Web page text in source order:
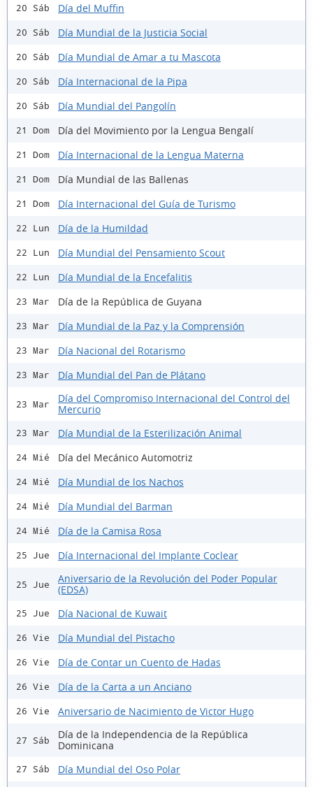
20 Sáb Día del Muffin
20 Sáb Día Mundial de la Justicia Social
20 Sáb Día Mundial de Amar a tu Mascota
20 Sáb Día Internacional de la Pipa
20 Sáb Día Mundial del Pangolín
21 Dom Día del Movimiento por la Lengua Bengalí
21 Dom Día Internacional de la Lengua Materna
21 Dom Día Mundial de las Ballenas
21 Dom Día Internacional del Guía de Turismo
22 Lun Día de la Humildad
22 Lun Día Mundial del Pensamiento Scout
22 Lun Día Mundial de la Encefalitis
23 Mar Día de la República de Guyana
23 Mar Día Mundial de la Paz y la Comprensión
23 Mar Día Nacional del Rotarismo
23 Mar Día Mundial del Pan de Plátano
23 Mar
Día del Compromiso Internacional del Control del
Mercurio
23 Mar Día Mundial de la Esterilización Animal
24 Mié Día del Mecánico Automotriz
24 Mié Día Mundial de los Nachos
24 Mié Día Mundial del Barman
24 Mié Día de la Camisa Rosa
25 Jue Día Internacional del Implante Coclear
25 Jue
Aniversario de la Revolución del Poder Popular
(EDSA)
25 Jue Día Nacional de Kuwait
26 Vie Día Mundial del Pistacho
26 Vie Día de Contar un Cuento de Hadas
26 Vie Día de la Carta a un Anciano
26 Vie Aniversario de Nacimiento de Victor Hugo
27 Sáb
Día de la Independencia de la República
Dominicana
27 Sáb
Día Mundial del Oso Polar